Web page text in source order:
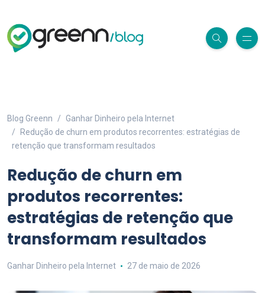
Blog Greenn
Ganhar Dinheiro pela Internet
Redução de churn em produtos recorrentes: estratégias de
retenção que transformam resultados
Redução de churn em
produtos recorrentes:
estratégias de retenção que
transformam resultados
Ganhar Dinheiro pela Internet 27 de maio de 2026